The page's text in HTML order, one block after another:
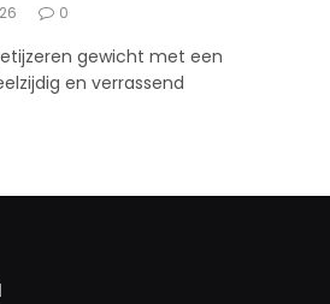
0
gewicht met een
en verrassend